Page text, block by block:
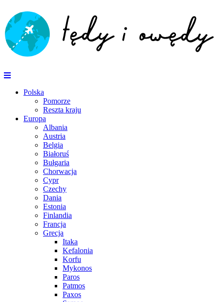
Polska
Pomorze
Reszta kraju
Europa
Albania
Austria
Belgia
Białoruś
Bułgaria
Chorwacja
Cypr
Czechy
Dania
Estonia
Finlandia
Francja
Grecja
Itaka
Kefalonia
Korfu
Mykonos
Paros
Patmos
Paxos